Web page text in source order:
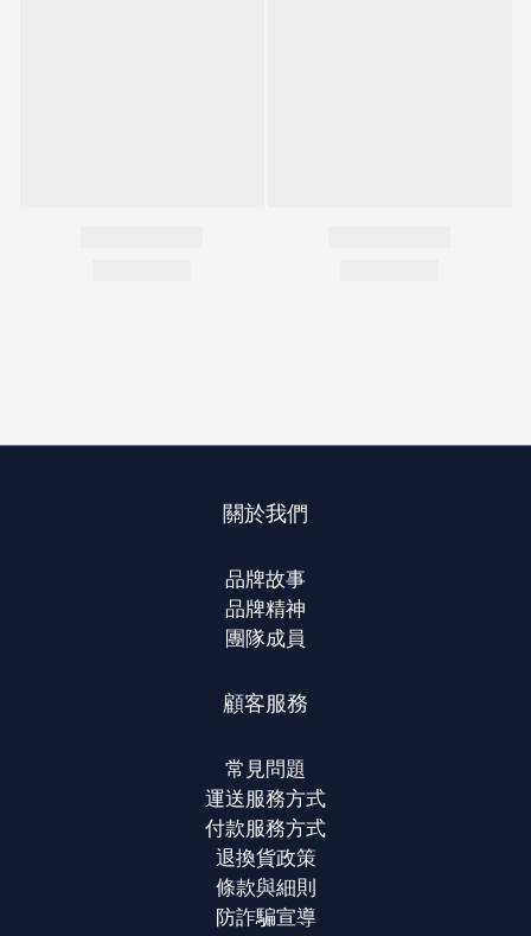
關於我們
品牌故事
品牌精神
團隊成員
顧客服務
常見問題
運送服務方式
付款服務方式
退換貨政策
條款與細則
防詐騙宣導